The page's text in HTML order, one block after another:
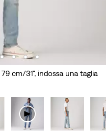
cm/31", indossa una taglia